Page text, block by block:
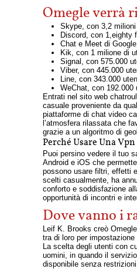
Omegle verrà
Skype, con 3,2
Discord, con 1,eighty
Chat e Meet di
Kik, con 1 milione di
Signal, con 575.000
Viber, con 445.000
Line, con 343.000
WeChat, con 192.000
Entrati nel sito web
casuale proveniente da
piattaforme di chat video
l’atmosfera rilassata che
grazie a un algoritmo di
Perché Usare Una
Puoi persino vedere il tuo
Android e iOS che
possono usare filtri, effetti
scelti casualmente, ha
conforto e soddisfazione
opportunità di incontri e
Dove vanno i
Leif K. Brooks creò
tra di loro per impostazione
La scelta degli utenti con
uomini, in quando il
disponibile senza